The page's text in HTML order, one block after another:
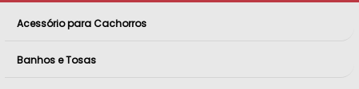
Acessório para Cachorros
Banhos e Tosas